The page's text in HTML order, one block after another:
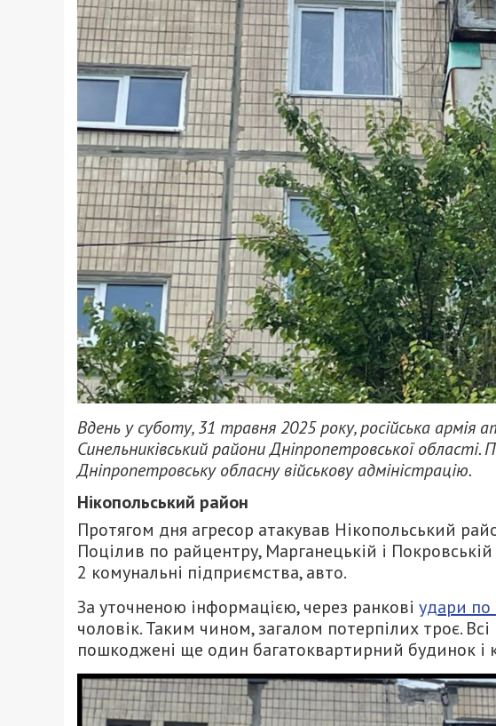
Вдень у суботу, 31 травня 2025 року, російська армія
Синельниківський райони Дніпропетровської області.
Дніпропетровську обласну військову адміністрацію.
Нікопольський район
Протягом дня агресор атакував Нікопольський
Поцілив по райцентру, Марганецькій і
2 комунальні підприємства, авто.
За уточненою інформацією, через ранкові удари
чоловік. Таким чином, загалом потерпілих троє.
пошкоджені ще один багатоквартирний будинок і